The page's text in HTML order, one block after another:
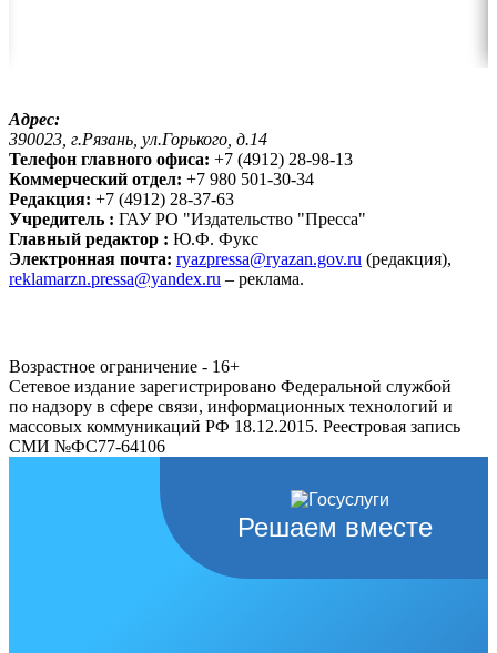
Адрес:
390023, г.Рязань, ул.Горького, д.14
Телефон главного офиса: +7 (4912) 28-98-13
Коммерческий отдел: +7 980 501-30-34
Редакция: +7 (4912) 28-37-63
Учредитель : ГАУ РО "Издательство "Пресса"
Главный редактор : Ю.Ф. Фукс
Электронная почта: ryazpressa@ryazan.gov.ru (редакция),
reklamarzn.pressa@yandex.ru – реклама.
Возрастное ограничение - 16+
Сетевое издание зарегистрировано Федеральной службой
по надзору в сфере связи, информационных технологий и
массовых коммуникаций РФ 18.12.2015. Реестровая запись
СМИ №ФС77-64106
Решаем вместе